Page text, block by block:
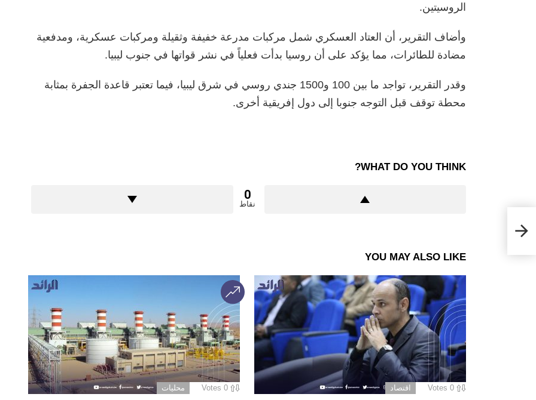
الروسيتين.
وأضاف التقرير، أن العتاد العسكري شمل مركبات مدرعة خفيفة وثقيلة ومركبات عسكرية، ومدفعية
مضادة للطائرات، مما يؤكد على أن روسيا بدأت فعلياً في نشر قواتها في جنوب ليبيا.
وقدر التقرير، تواجد ما بين 100 و1500 جندي روسي في شرق ليبيا، فيما تعتبر قاعدة الجفرة بمثابة
محطة توقف قبل التوجه جنوبا إلى دول إفريقية أخرى.
WHAT DO YOU THINK?
0
نقاط
YOU MAY ALSO LIKE
0
Votes اقتصاد 0
Votes محليات